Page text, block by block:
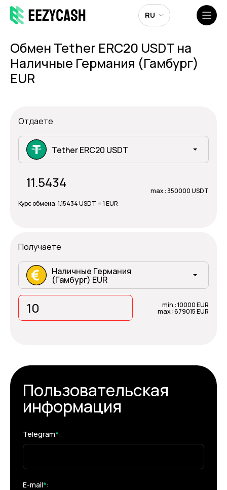
RU
Обмен Tether ERC20 USDT на
Наличные Германия (Гамбург)
EUR
Отдаете
Tether ERC20 USDT
Курс обмена:1.15434 USDT = 1 EUR
max.: 350000 USDT
Получаете
Наличные Германия
(Гамбург) EUR
min.: 10000 EUR
max.: 679015 EUR
Пользовательская
информация
Telegram*:
E-mail*: